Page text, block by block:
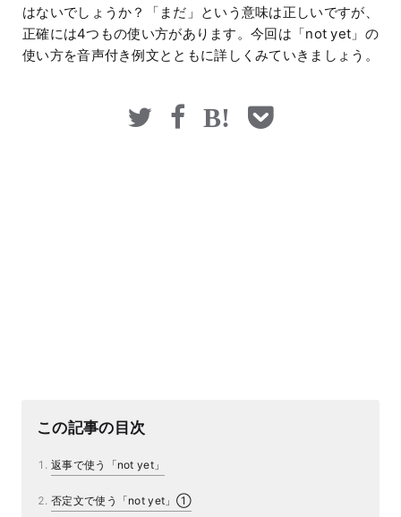
はないでしょうか？「まだ」という意味は正しいですが、
正確には4つもの使い方があります。今回は「not yet」の
使い方を音声付き例文とともに詳しくみていきましょう。
この記事の目次
返事で使う「not yet」
否定文で使う「not yet」①